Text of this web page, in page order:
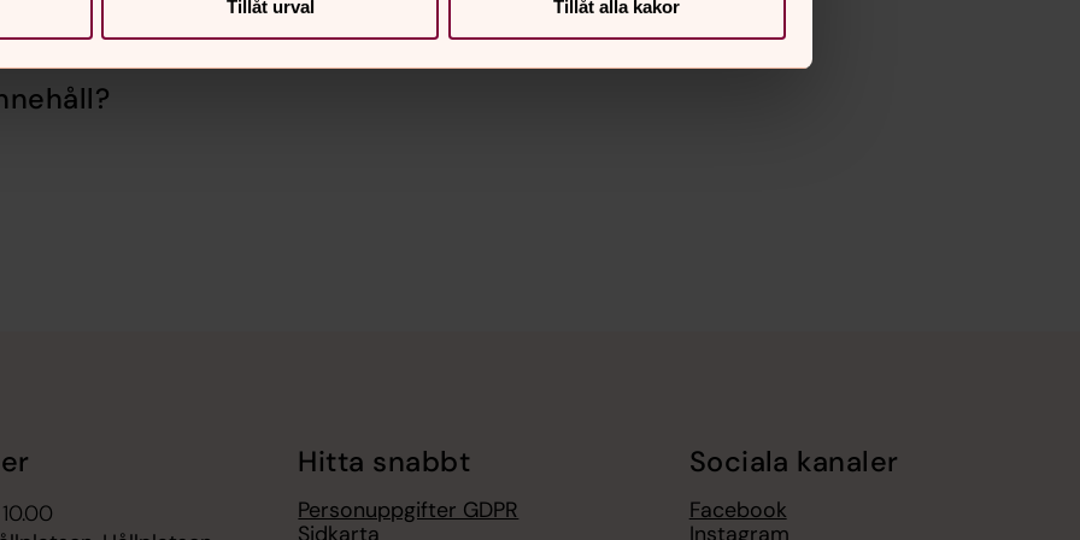
Tillåt urval Tillåt alla kakor
Hitta snabbt
Personuppgifter GDPR
Sociala kanaler
Facebook